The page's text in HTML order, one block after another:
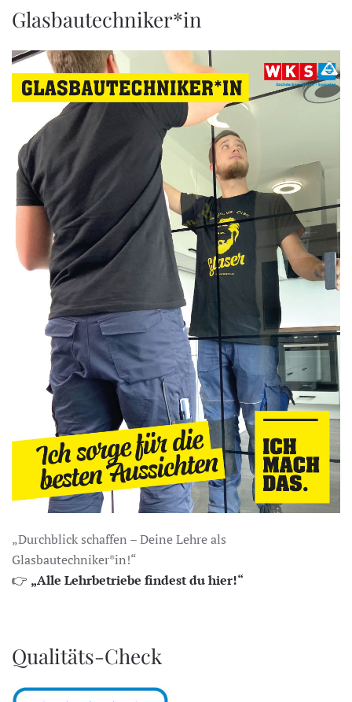
Glasbautechniker*in
„Durchblick schaffen – Deine Lehre als
Glasbautechniker*in!“
👉 „Alle Lehrbetriebe findest du hier!“
Qualitäts-Check